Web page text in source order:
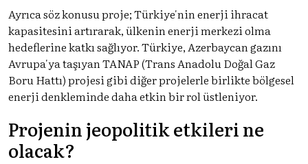
Ayrıca söz konusu proje; Türkiye'nin enerji ihracat
kapasitesini artırarak, ülkenin enerji merkezi olma
hedeflerine katkı sağlıyor. Türkiye, Azerbaycan gazını
Avrupa'ya taşıyan TANAP (Trans Anadolu Doğal Gaz
Boru Hattı) projesi gibi diğer projelerle birlikte bölgesel
enerji denkleminde daha etkin bir rol üstleniyor.
Projenin jeopolitik etkileri ne
olacak?